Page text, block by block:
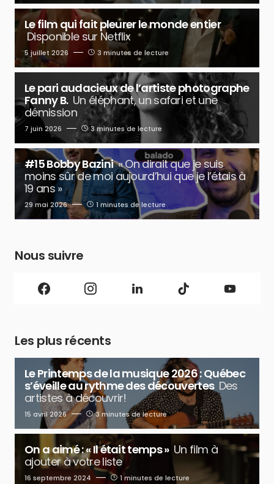
Le film qui fait pleurer le monde entier
Disponible sur Netflix
5 juillet 2026 3 minutes de lecture
Le pari audacieux de l’artiste photographe
Fanny B. Un éléphant, un safari et une
démission
7 juin 2026 3 minutes de lecture
#15 Bobby Bazini « On dirait que je suis
moins sûr de moi aujourd’hui que je l’étais à
19 ans »
29 mai 2026 1 minutes de lecture
Nous suivre
Les plus récents
Le Printemps de la musique 2026 : Québec
s’éveille au rythme des découvertes Des
artistes à découvrir!
15 avril 2026 3 minutes de lecture
On a aimé : « Il était temps » Un film à
ajouter à votre liste
16 septembre 2024 1 minutes de lecture